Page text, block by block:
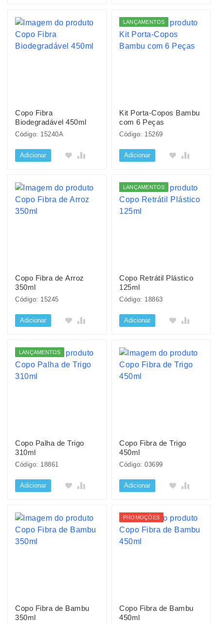
Copo Fibra
Biodegradável 450ml
Código: 15240A
Adicionar
LANÇAMENTOS
Kit Porta-Copos Bambu
com 6 Peças
Código: 15269
Adicionar
Copo Fibra de Arroz
350ml
Código: 15245
Adicionar
LANÇAMENTOS
Copo Retrátil Plástico
125ml
Código: 18863
Adicionar
LANÇAMENTOS
Copo Palha de Trigo
310ml
Código: 18861
Adicionar
Copo Fibra de Trigo
450ml
Código: 03699
Adicionar
Copo Fibra de Bambu
350ml
PROMOÇÕES
Copo Fibra de Bambu
450ml